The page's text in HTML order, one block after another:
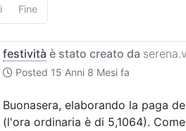
Fine
festività è stato creato da
Posted 15 Anni 8 Mesi fa
Buonasera, elaborando la paga
(l'ora ordinaria è di 5,1064).